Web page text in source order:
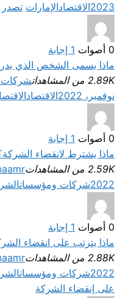
2023الاقتصادالإمارات تصدر
0 أصوات 1 إجابة
ماذا يسمى الشخص الذي
2.89K من المشاهدات
شركات
نوفمبر، 2022
الاقتصاد
0 أصوات 1 إجابة
ماذا يشترط لانقضاء
2.59K من المشاهدات
2022شركات ومؤسسات
0 أصوات 1 إجابة
ماذا يترتب على انقضاء
2.88K من المشاهدات
2022شركات ومؤسسات
على إنقضاء الشركة